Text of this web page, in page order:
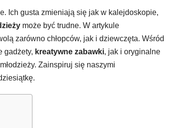
Ich gusta zmieniają się jak w kalejdoskopie,
może być trudne. W artykule
zarówno chłopców, jak i dziewczęta. Wśród
gadżety, kreatywne zabawki, jak i oryginalne
Zainspiruj się naszymi